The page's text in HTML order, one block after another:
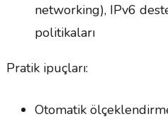
networking), IPv6
politikaları
Pratik ipuçları:
Otomatik